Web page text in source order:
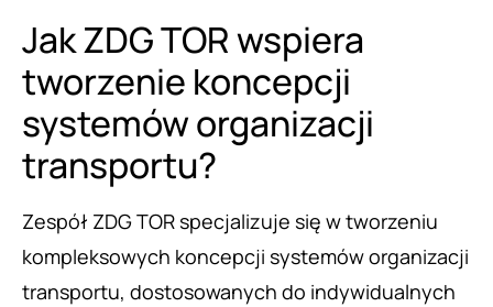
Jak ZDG TOR wspiera
tworzenie koncepcji
systemów organizacji
transportu?
Zespół ZDG TOR specjalizuje się w tworzeniu
kompleksowych koncepcji systemów organizacji
transportu, dostosowanych do indywidualnych